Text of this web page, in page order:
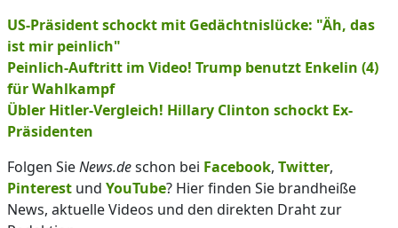
US-Präsident schockt mit Gedächtnislücke: "Äh, das
ist mir peinlich"
Peinlich-Auftritt im Video! Trump benutzt Enkelin (4)
für Wahlkampf
Übler Hitler-Vergleich! Hillary Clinton schockt Ex-
Präsidenten
Folgen SieNews.deschon bei Facebook, Twitter,
Pinterest und YouTube? Hier finden Sie brandheiße
News, aktuelle Videos und den direkten Draht zur